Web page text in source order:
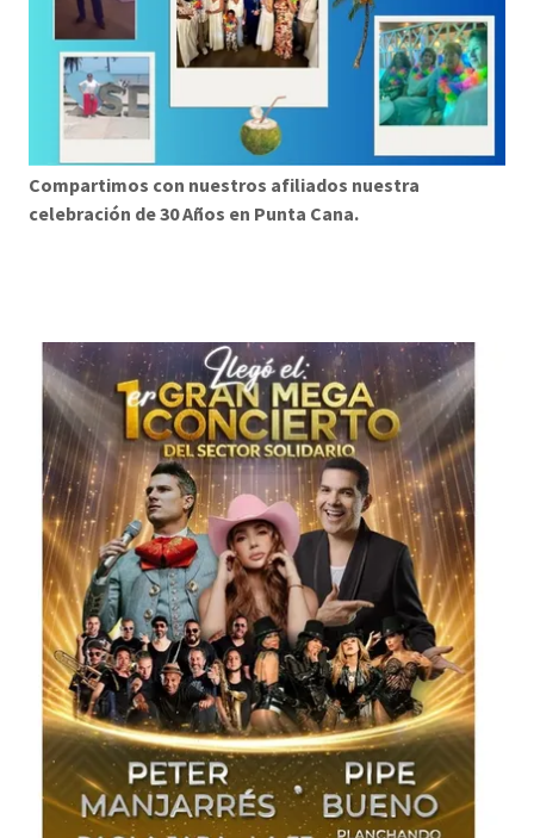
Compartimos con nuestros afiliados nuestra
celebración de 30 Años en Punta Cana.